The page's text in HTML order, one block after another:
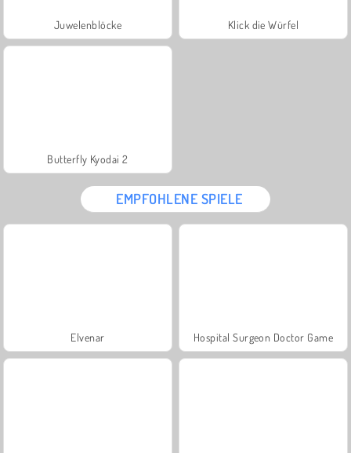
Juwelenblöcke Klick die Würfel
Butterfly Kyodai 2
EMPFOHLENE SPIELE
Elvenar Hospital Surgeon Doctor Game